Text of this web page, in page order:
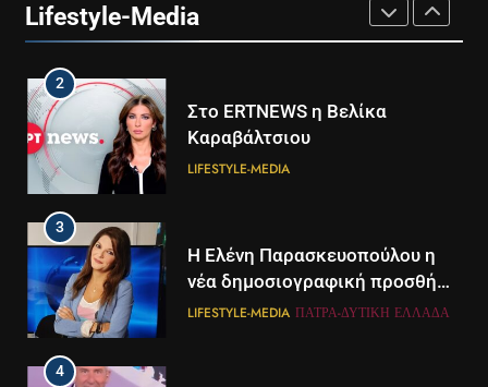
Lifestyle-MediaLIFESTYLE-MEDIA
2
Στο ERTNEWS η Βελίκα
Καραβάλτσιου
LIFESTYLE-MEDIA
3
Η Ελένη Παρασκευοπούλου η
νέα δημοσιογραφική προσθήκη
του ΣΚΑΪ στην Πάτρα
LIFESTYLE-MEDIA ΠΆΤΡΑ-ΔΥΤΙΚΉ ΕΛΛΆΔΑ
4